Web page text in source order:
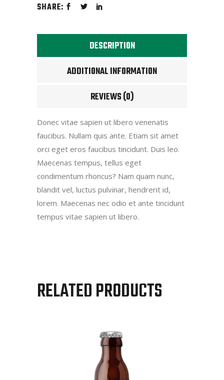
SHARE:
DESCRIPTION
ADDITIONAL INFORMATION
REVIEWS (0)
Donec vitae sapien ut libero venenatis
faucibus. Nullam quis ante. Etiam sit amet
orci eget eros faucibus tincidunt. Duis leo.
Maecenas tempus, tellus eget
condimentum rhoncus? Nam quam nunc,
blandit vel, luctus pulvinar, hendrerit id,
lorem. Maecenas nec odio et ante tincidunt
tempus vitae sapien ut libero.
RELATED PRODUCTS